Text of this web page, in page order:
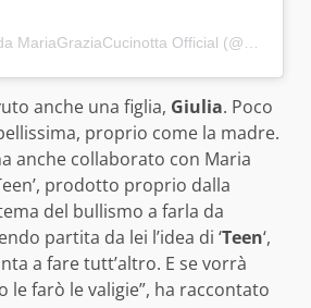
Un post condiviso da MariaGraziaCucinotta Official (@maria_grazia_cucinotta)
anche una figlia, Giulia. Poco
proprio come la madre.
anche collaborato con Maria
prodotto proprio dalla
del bullismo a farla da
partita da lei l’idea di ‘Teen‘,
a fare tutt’altro. E se vorrà
le farò le valigie”, ha raccontato